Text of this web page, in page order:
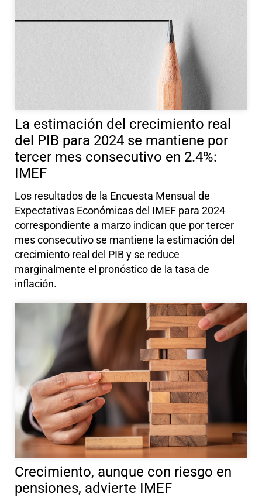
La estimación del crecimiento real
del PIB para 2024 se mantiene por
tercer mes consecutivo en 2.4%:
IMEF
Los resultados de la Encuesta Mensual de
Expectativas Económicas del IMEF para 2024
correspondiente a marzo indican que por tercer
mes consecutivo se mantiene la estimación del
crecimiento real del PIB y se reduce
marginalmente el pronóstico de la tasa de
inflación.
Crecimiento, aunque con riesgo en
pensiones, advierte IMEF